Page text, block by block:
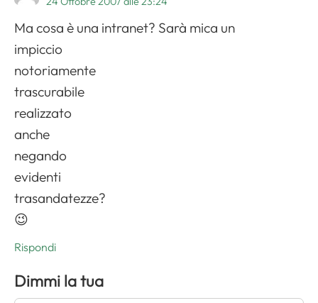
Ma cosa è una intranet? Sarà mica un
impiccio
notoriamente
trascurabile
realizzato
anche
negando
evidenti
trasandatezze?
😉
Rispondi
Dimmi la tua